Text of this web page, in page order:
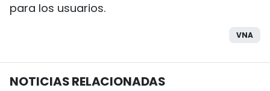
para los usuarios.
VNA
NOTICIAS RELACIONADAS